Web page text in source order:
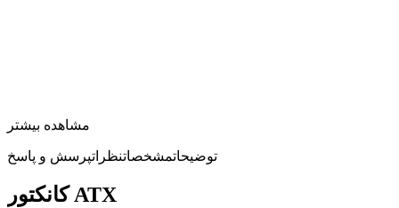
مشاهده بیشتر
توضیحاتمشخصاتنظراتپرسش و پاسخ
کانکتور ATX